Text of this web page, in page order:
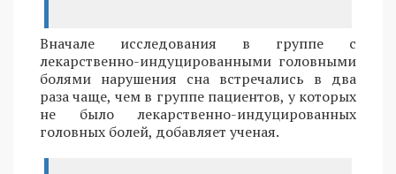
Вначале исследования в группе с
лекарственно-индуцированными головными
болями нарушения сна встречались в два
раза чаще, чем в группе пациентов, у которых
не было лекарственно-индуцированных
головных болей, добавляет ученая.